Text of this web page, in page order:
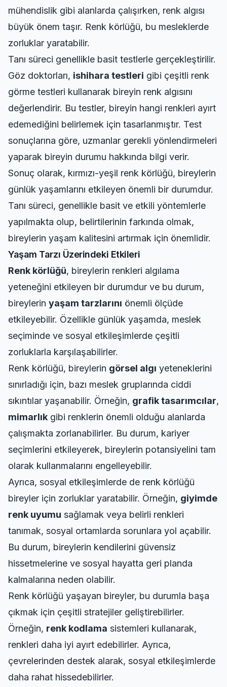
mühendislik gibi alanlarda çalışırken, renk algısı
büyük önem taşır. Renk körlüğü, bu mesleklerde
zorluklar yaratabilir.
Tanı süreci genellikle basit testlerle gerçekleştirilir.
Göz doktorları, ishihara testleri gibi çeşitli renk
görme testleri kullanarak bireyin renk algısını
değerlendirir. Bu testler, bireyin hangi renkleri ayırt
edemediğini belirlemek için tasarlanmıştır. Test
sonuçlarına göre, uzmanlar gerekli yönlendirmeleri
yaparak bireyin durumu hakkında bilgi verir.
Sonuç olarak, kırmızı-yeşil renk körlüğü, bireylerin
günlük yaşamlarını etkileyen önemli bir durumdur.
Tanı süreci, genellikle basit ve etkili yöntemlerle
yapılmakta olup, belirtilerinin farkında olmak,
bireylerin yaşam kalitesini artırmak için önemlidir.
Yaşam Tarzı Üzerindeki Etkileri
Renk körlüğü, bireylerin renkleri algılama
yeteneğini etkileyen bir durumdur ve bu durum,
bireylerin yaşam tarzlarını önemli ölçüde
etkileyebilir. Özellikle günlük yaşamda, meslek
seçiminde ve sosyal etkileşimlerde çeşitli
zorluklarla karşılaşabilirler.
Renk körlüğü, bireylerin görsel algı yeteneklerini
sınırladığı için, bazı meslek gruplarında ciddi
sıkıntılar yaşanabilir. Örneğin, grafik tasarımcılar,
mimarlık gibi renklerin önemli olduğu alanlarda
çalışmakta zorlanabilirler. Bu durum, kariyer
seçimlerini etkileyerek, bireylerin potansiyelini tam
olarak kullanmalarını engelleyebilir.
Ayrıca, sosyal etkileşimlerde de renk körlüğü
bireyler için zorluklar yaratabilir. Örneğin, giyimde
renk uyumu sağlamak veya belirli renkleri
tanımak, sosyal ortamlarda sorunlara yol açabilir.
Bu durum, bireylerin kendilerini güvensiz
hissetmelerine ve sosyal hayatta geri planda
kalmalarına neden olabilir.
Renk körlüğü yaşayan bireyler, bu durumla başa
çıkmak için çeşitli stratejiler geliştirebilirler.
Örneğin, renk kodlama sistemleri kullanarak,
renkleri daha iyi ayırt edebilirler. Ayrıca,
çevrelerinden destek alarak, sosyal etkileşimlerde
daha rahat hissedebilirler.